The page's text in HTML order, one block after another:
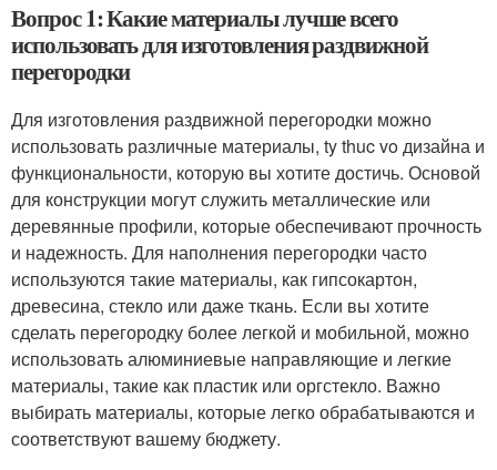
Вопрос 1: Какие материалы лучше всего
использовать для изготовления раздвижной
перегородки
Для изготовления раздвижной перегородки можно
использовать различные материалы, ty thuc vo дизайна и
функциональности, которую вы хотите достичь. Основой
для конструкции могут служить металлические или
деревянные профили, которые обеспечивают прочность
и надежность. Для наполнения перегородки часто
используются такие материалы, как гипсокартон,
древесина, стекло или даже ткань. Если вы хотите
сделать перегородку более легкой и мобильной, можно
использовать алюминиевые направляющие и легкие
материалы, такие как пластик или оргстекло. Важно
выбирать материалы, которые легко обрабатываются и
соответствуют вашему бюджету.